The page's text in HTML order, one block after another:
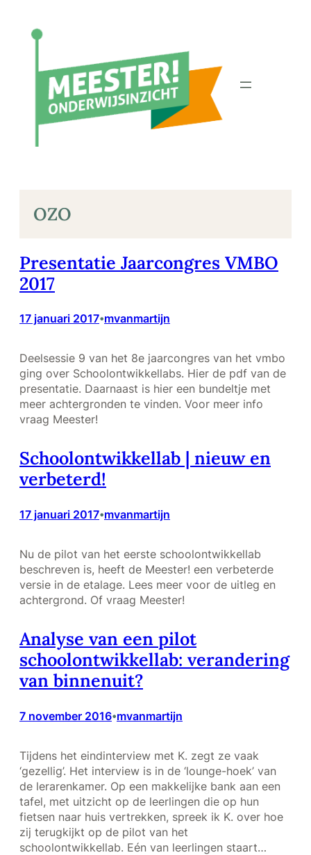
OZO
Presentatie Jaarcongres VMBO
2017
17 januari 2017•mvanmartijn
Deelsessie 9 van het 8e jaarcongres van het vmbo
ging over Schoolontwikkellabs. Hier de pdf van de
presentatie. Daarnaast is hier een bundeltje met
meer achtergronden te vinden. Voor meer info
vraag Meester!
Schoolontwikkellab | nieuw en
verbeterd!
17 januari 2017•mvanmartijn
Nu de pilot van het eerste schoolontwikkellab
beschreven is, heeft de Meester! een verbeterde
versie in de etalage. Lees meer voor de uitleg en
achtergrond. Of vraag Meester!
Analyse van een pilot
schoolontwikkellab: verandering
van binnenuit?
7 november 2016•mvanmartijn
Tijdens het eindinterview met K. zegt ze vaak
‘gezellig’. Het interview is in de ‘lounge-hoek’ van
de lerarenkamer. Op een makkelijke bank aan een
tafel, met uitzicht op de leerlingen die op hun
fietsen naar huis vertrekken, spreek ik K. over hoe
zij terugkijkt op de pilot van het
schoolontwikkellab. Eén van leerlingen staart…